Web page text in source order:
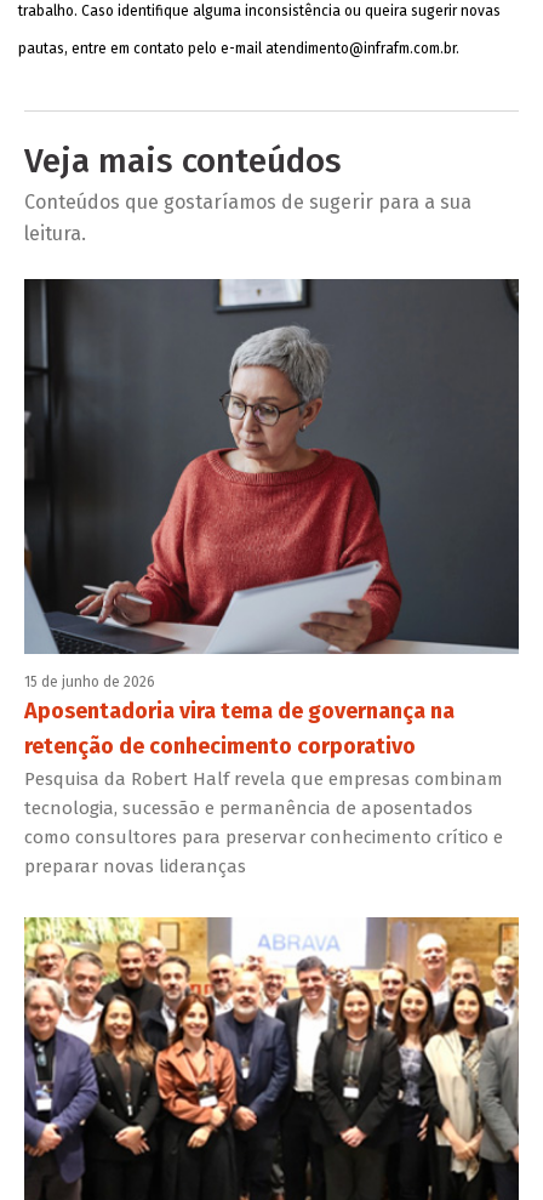
trabalho. Caso identifique alguma inconsistência ou queira sugerir novas
pautas, entre em contato pelo e-mail atendimento@infrafm.com.br.
Veja mais conteúdos
Conteúdos que gostaríamos de sugerir para a sua
leitura.
15 de junho de 2026
Aposentadoria vira tema de governança na
retenção de conhecimento corporativo
Pesquisa da Robert Half revela que empresas combinam
tecnologia, sucessão e permanência de aposentados
como consultores para preservar conhecimento crítico e
preparar novas lideranças